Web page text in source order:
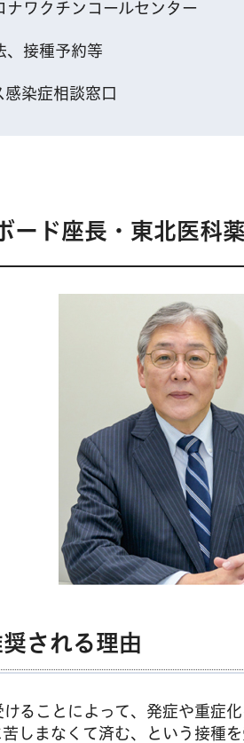
ナワクチンコールセンター
、接種予約等
染症相談窓口
ード座長・東北医科
される理由
ることによって、発症や重症
しまなくて済む、という接種